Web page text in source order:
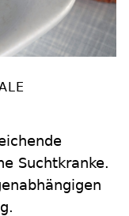
Suchtkranke.